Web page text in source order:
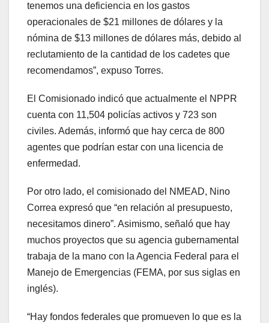
tenemos una deficiencia en los gastos
operacionales de $21 millones de dólares y la
nómina de $13 millones de dólares más, debido al
reclutamiento de la cantidad de los cadetes que
recomendamos”, expuso Torres.
El Comisionado indicó que actualmente el NPPR
cuenta con 11,504 policías activos y 723 son
civiles. Además, informó que hay cerca de 800
agentes que podrían estar con una licencia de
enfermedad.
Por otro lado, el comisionado del NMEAD, Nino
Correa expresó que “en relación al presupuesto,
necesitamos dinero”. Asimismo, señaló que hay
muchos proyectos que su agencia gubernamental
trabaja de la mano con la Agencia Federal para el
Manejo de Emergencias (FEMA, por sus siglas en
inglés).
“Hay fondos federales que promueven lo que es la